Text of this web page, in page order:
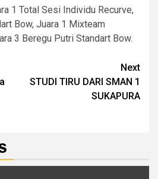
1 Total Sesi Individu Recurve,
Bow, Juara 1 Mixteam
3 Beregu Putri Standart Bow.
Next
STUDI TIRU DARI SMAN 1
SUKAPURA